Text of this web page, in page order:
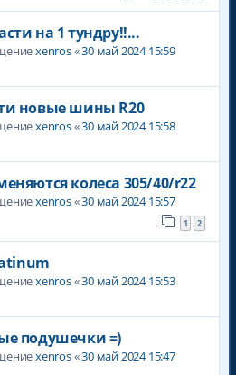
на 1 тундру!!...
xenros«30 май 2024 15:59
новые шины R20
xenros«30 май 2024 15:58
колеса 305/40/r22
xenros«30 май 2024 15:57
1 2
xenros«30 май 2024 15:53
подушечки =)
xenros«30 май 2024 15:47